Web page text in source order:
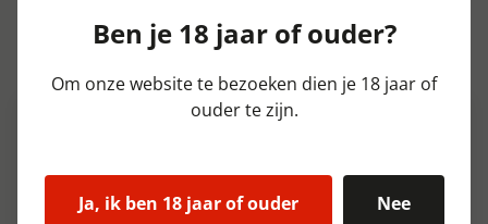
Gouverneur Weizen Krat 12x30
cl 5,4%
Ben je 18 jaar of ouder?
Om onze website te bezoeken dien je 18 jaar of
ouder te zijn.
Ja, ik ben 18 jaar of ouder Nee